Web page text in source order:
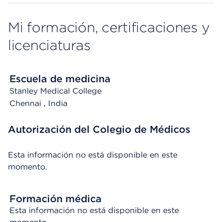
Mi formación, certificaciones y
licenciaturas
Escuela de medicina
Stanley Medical College
Chennai , India
Autorización del Colegio de Médicos
Esta información no está disponible en este
momento.
Formación médica
Esta información no está disponible en este